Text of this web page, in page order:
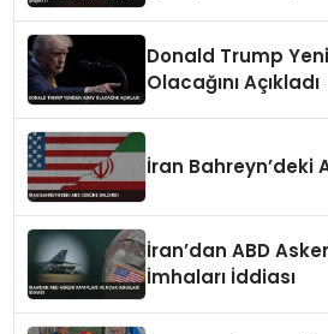
Donald Trump
Olacağını Açıkladı
İran Bahreyn’deki
İran’dan ABD
İmhaları İddiası